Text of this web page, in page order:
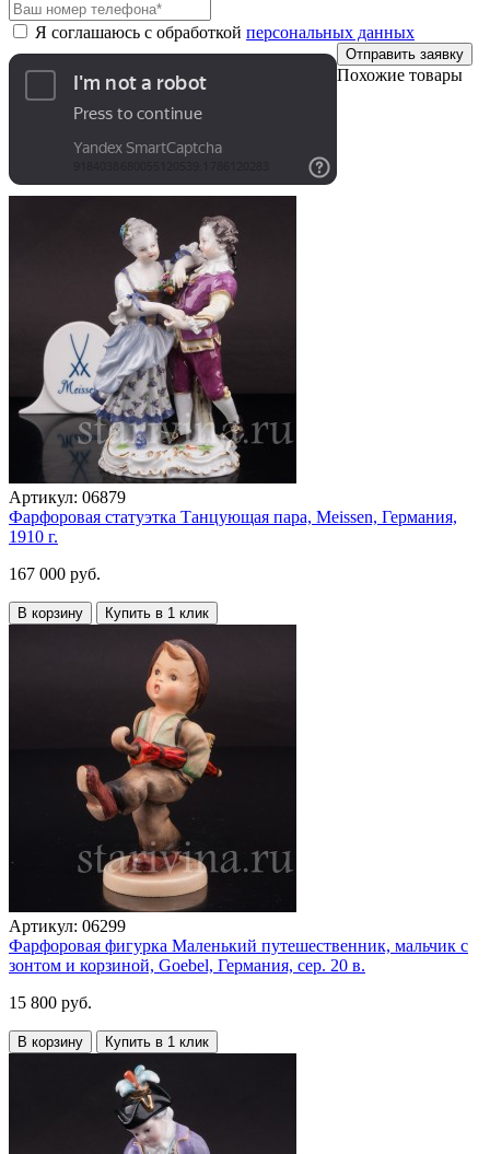
Я соглашаюсь с обработкой персональных данных
Отправить заявку
Похожие товары
Артикул: 06879
Фарфоровая статуэтка Танцующая пара, Meissen, Германия,
1910 г.
167 000 руб.
В корзину Купить в 1 клик
Артикул: 06299
Фарфоровая фигурка Маленький путешественник, мальчик с
зонтом и корзиной, Goebel, Германия, сер. 20 в.
15 800 руб.
В корзину Купить в 1 клик